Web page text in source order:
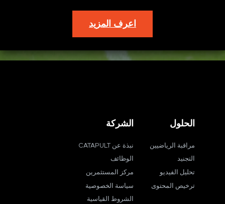
اعرف المزيد
الحلول
مراقبة الرياضيين
التجنيد
تحليل الفيديو
ترخيص المحتوى
الشركة
نبذة عن CATAPULT
الوظائف
مركز المستثمرين
سياسة الخصوصية
الشروط القياسية